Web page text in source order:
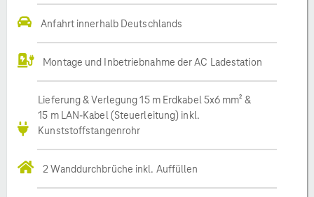
Anfahrt innerhalb Deutschlands
Montage und Inbetriebnahme der AC Ladestation
Lieferung & Verlegung 15 m Erdkabel 5x6 mm² &
15 m LAN-Kabel (Steuerleitung) inkl.
Kunststoffstangenrohr
2 Wanddurchbrüche inkl. Auffüllen